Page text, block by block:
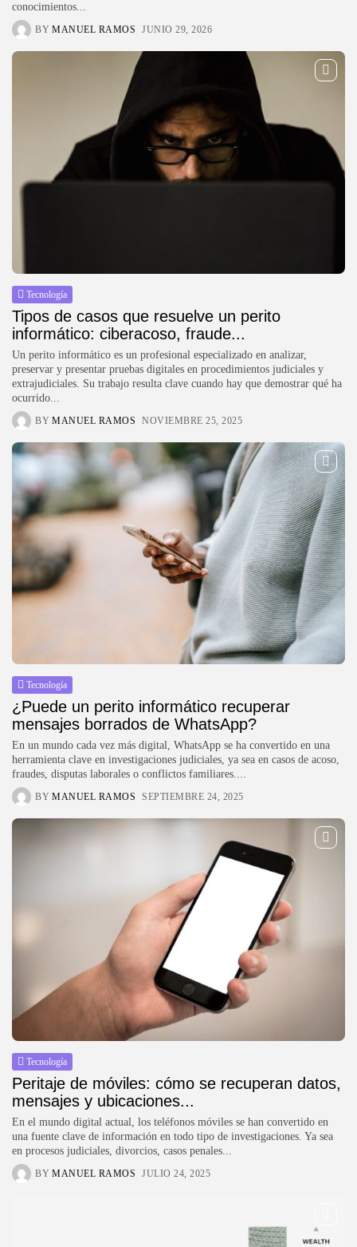
conocimientos...
BY MANUEL RAMOS JUNIO 29, 2026
Tecnología
Tipos de casos que resuelve un perito
informático: ciberacoso, fraude...
Un perito informático es un profesional especializado en analizar,
preservar y presentar pruebas digitales en procedimientos judiciales y
extrajudiciales. Su trabajo resulta clave cuando hay que demostrar qué ha
ocurrido...
BY MANUEL RAMOS NOVIEMBRE 25, 2025
Tecnología
¿Puede un perito informático recuperar
mensajes borrados de WhatsApp?
En un mundo cada vez más digital, WhatsApp se ha convertido en una
herramienta clave en investigaciones judiciales, ya sea en casos de acoso,
fraudes, disputas laborales o conflictos familiares....
BY MANUEL RAMOS SEPTIEMBRE 24, 2025
Tecnología
Peritaje de móviles: cómo se recuperan datos,
mensajes y ubicaciones...
En el mundo digital actual, los teléfonos móviles se han convertido en
una fuente clave de información en todo tipo de investigaciones. Ya sea
en procesos judiciales, divorcios, casos penales...
BY MANUEL RAMOS JULIO 24, 2025